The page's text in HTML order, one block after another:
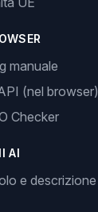
manuale
(nel browser)
Checker
AI
e descrizione